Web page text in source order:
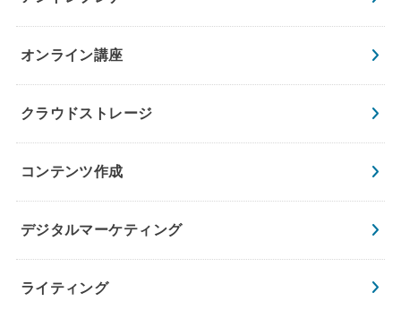
オンライン講座
クラウドストレージ
コンテンツ作成
デジタルマーケティング
ライティング